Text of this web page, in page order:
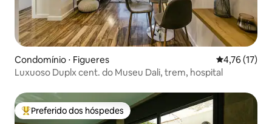
Condomínio ⋅ Figueres 4,76 de uma
4,76 (17)
Luxuoso Duplx cent. do Museu Dali, trem, hospital
Entre os melhores preferidos dos hóspedes
Preferido dos hóspedes